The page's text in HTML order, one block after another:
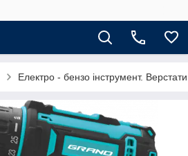
Електро - бензо інструмент. Верстати